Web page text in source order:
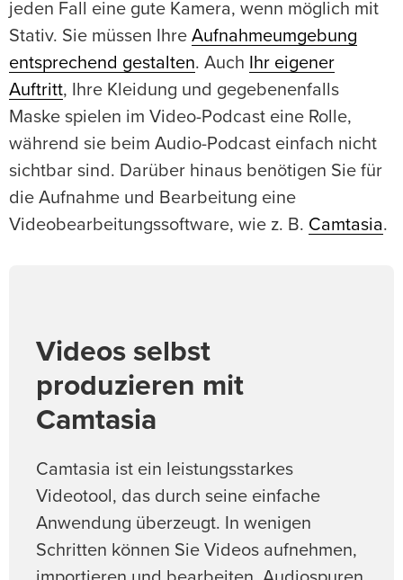
jeden Fall eine gute Kamera, wenn möglich mit
Stativ. Sie müssen Ihre Aufnahmeumgebung
entsprechend gestalten. Auch
Ihr eigener
Auftritt, Ihre Kleidung und gegebenenfalls
Maske spielen im Video-Podcast eine Rolle,
während sie beim Audio-Podcast einfach nicht
sichtbar sind. Darüber hinaus benötigen Sie für
die Aufnahme und Bearbeitung eine
Videobearbeitungssoftware, wie z. B. Camtasia.
Videos selbst
produzieren mit
Camtasia
Camtasia ist ein leistungsstarkes
Videotool, das durch seine einfache
Anwendung überzeugt. In wenigen
Schritten können Sie Videos aufnehmen,